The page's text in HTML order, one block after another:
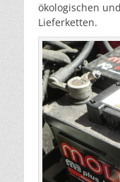
ökologischen
Lieferketten.